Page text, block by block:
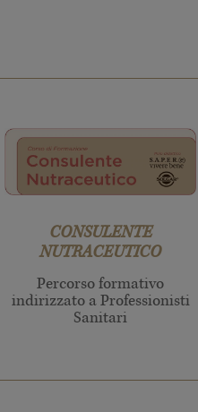
CONSULENTE
NUTRACEUTICO
Percorso formativo
indirizzato a Professionisti
Sanitari